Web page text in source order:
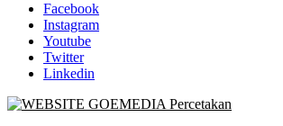
Facebook
Instagram
Youtube
Twitter
Linkedin